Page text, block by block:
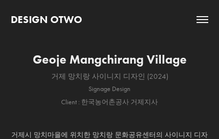
DESIGN OTWO
Geoje Mangchirang Village
거제 망치랑 사이니지 디자인 (2024)
Signage Design
Client : 한국농어촌공사 거제지사
거제시 망치마을에 위치한 망치랑 문화공유센터의 사이니지 디자